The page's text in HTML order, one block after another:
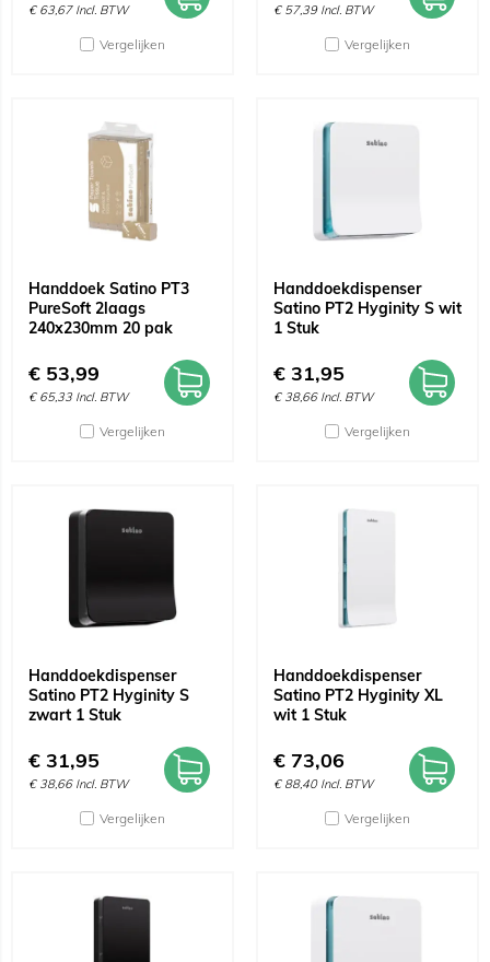
€ 63,67 Incl. BTW
Vergelijken
€ 57,39 Incl. BTW
Vergelijken
Handdoek Satino PT3
PureSoft 2laags
240x230mm 20 pak
€ 53,99
€ 65,33 Incl. BTW
Vergelijken
Handdoekdispenser
Satino PT2 Hyginity S wit
1 Stuk
€ 31,95
€ 38,66 Incl. BTW
Vergelijken
Handdoekdispenser
Satino PT2 Hyginity S
zwart 1 Stuk
€ 31,95
€ 38,66 Incl. BTW
Vergelijken
Handdoekdispenser
Satino PT2 Hyginity XL
wit 1 Stuk
€ 73,06
€ 88,40 Incl. BTW
Vergelijken